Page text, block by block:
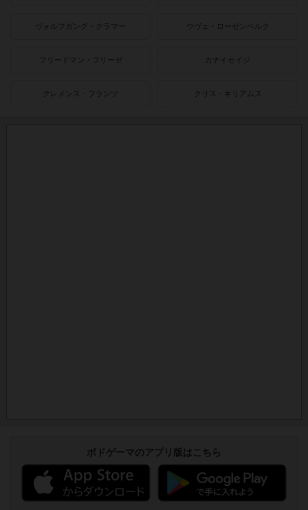
ヴォルフガング・クラマー ウヴェ・ローゼンベルク
フリードマン・フリーゼ カナイセイジ
クレメンス・フランツ クリス・キリアムス
ボドゲーマのアプリ版はこちら